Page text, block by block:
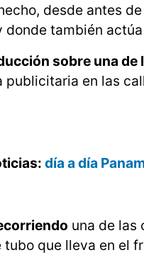
desde antes
también
sobre una
en las
día a día
una de las
tubo que lleva en el